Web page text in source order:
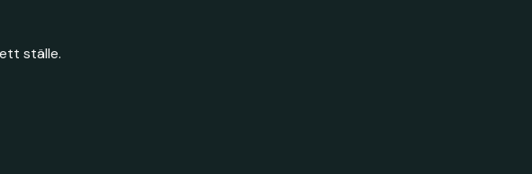
ställe.